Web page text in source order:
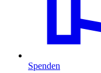
Spenden